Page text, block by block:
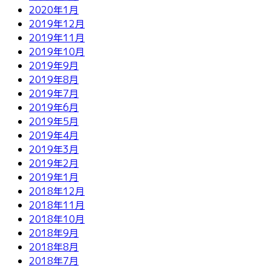
2020年1月
2019年12月
2019年11月
2019年10月
2019年9月
2019年8月
2019年7月
2019年6月
2019年5月
2019年4月
2019年3月
2019年2月
2019年1月
2018年12月
2018年11月
2018年10月
2018年9月
2018年8月
2018年7月